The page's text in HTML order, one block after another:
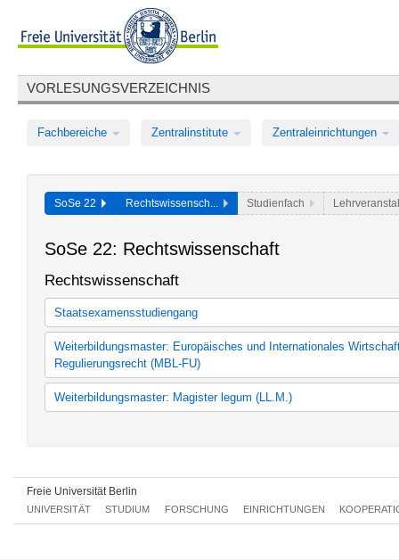
VORLESUNGSVERZEICHNIS
Fachbereiche Zentralinstitute Zentraleinrichtungen
SoSe 22 Rechtswissensch... Studienfach
SoSe 22: Rechtswissenschaft
Rechtswissenschaft
Staatsexamensstudiengang
Rechtswissenschaft (SPO 2015)
Rechtswissenschaftliches Lehrangebot für Austauschstudierende
Rechtswissenschaft (StO/PO 2007)
Weiterbildungsmaster: Europäisches und Internationales
Regulierungsrecht (MBL-FU)
Master Wirtschaftsrecht (STO/PO 2012)
Master Wirtschaftsrecht (SPO 2015)
Weiterbildungsmaster: Magister legum (LL.M.)
Freie Universität Berlin
UNIVERSITÄT STUDIUM FORSCHUNG EINRICHTUNGEN